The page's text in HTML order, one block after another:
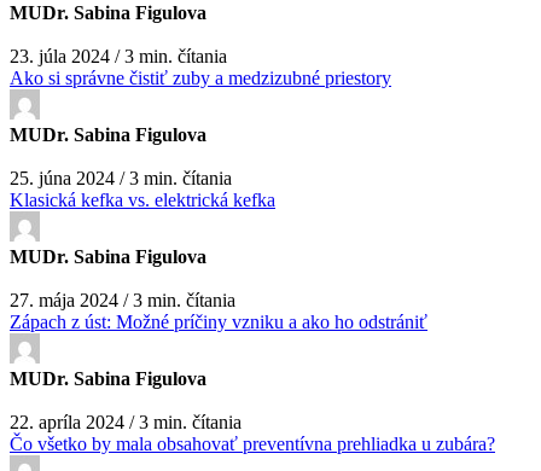
MUDr. Sabina Figulova
23. júla 2024 / 3 min. čítania
Ako si správne čistiť zuby a medzizubné priestory
MUDr. Sabina Figulova
25. júna 2024 / 3 min. čítania
Klasická kefka vs. elektrická kefka
MUDr. Sabina Figulova
27. mája 2024 / 3 min. čítania
Zápach z úst: Možné príčiny vzniku a ako ho odstrániť
MUDr. Sabina Figulova
22. apríla 2024 / 3 min. čítania
Čo všetko by mala obsahovať preventívna prehliadka u zubára?